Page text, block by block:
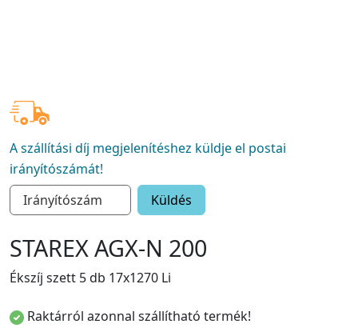
A szállítási díj megjelenítéshez küldje el postai
irányítószámát!
Küldés
STAREX AGX-N 200
Ékszíj szett 5 db 17x1270 Li
Raktárról azonnal szállítható termék!